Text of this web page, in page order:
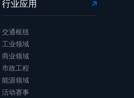
行业应用
交通枢纽
工业领域
商业领域
市政工程
能源领域
活动赛事